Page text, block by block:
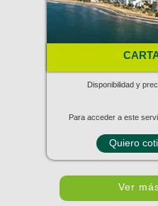
Disponibilidad y
Para acceder a este
Quiero
Ver